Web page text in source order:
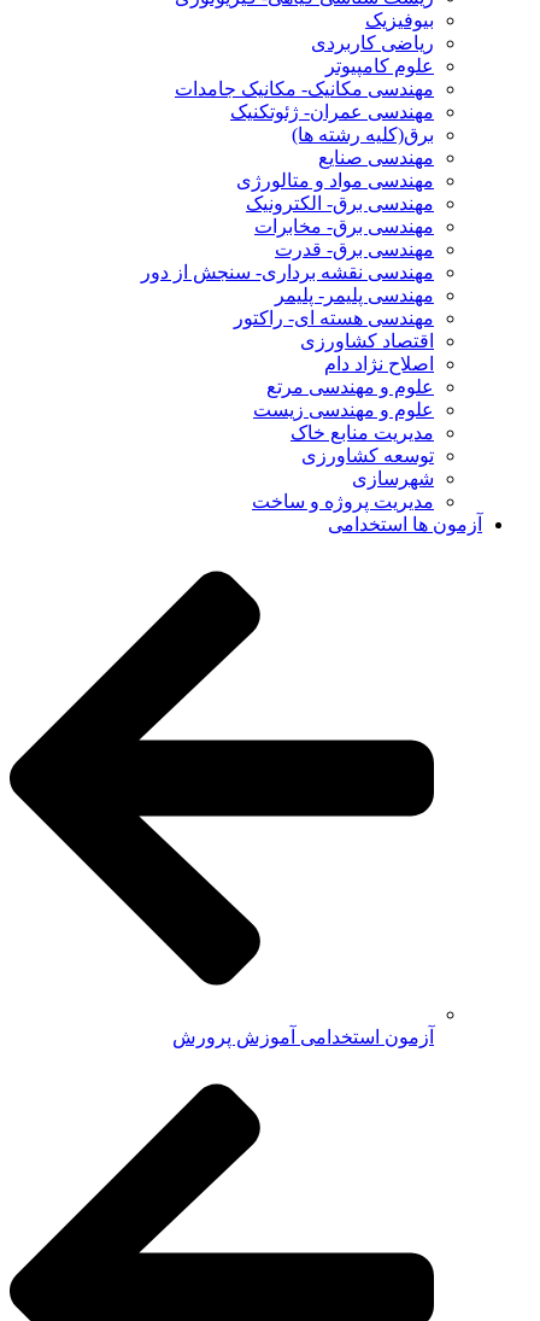
بیوفیزیک
ریاضی کاربردی
علوم کامپیوتر
مهندسی مکانیک- مکانیک جامدات
مهندسی عمران- ژئوتکنیک
برق(کلیه رشته ها)
مهندسی صنایع
مهندسی مواد و متالورژی
مهندسی برق- الکترونیک
مهندسی برق- مخابرات
مهندسی برق- قدرت
مهندسی نقشه برداری- سنجش از دور
مهندسی پلیمر- پلیمر
مهندسی هسته ای- راکتور
اقتصاد کشاورزی
اصلاح نژاد دام
علوم و مهندسی مرتع
علوم و مهندسی زیست
مدیریت منابع خاک
توسعه کشاورزی
شهرسازی
مدیریت پروژه و ساخت
آزمون ها استخدامی
آزمون استخدامی آموزش پرورش